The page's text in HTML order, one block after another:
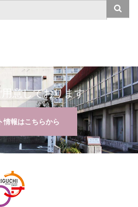
意しております
情報はこちらから